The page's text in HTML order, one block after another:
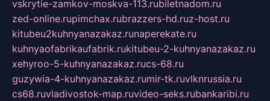
vskrytie-zamkov-moskva-113.rubiletnadom.ru
zed-online.rupimchax.rubrazzers-hd.ruz-host.ru
kitubeu2kuhnyanazakaz.runaperekate.ru
kuhnyaofabrikaufabrik.rukitubeu-2-kuhnyanazakaz.ru
xehyroo-5-kuhnyanazakaz.rucs-68.ru
guzywia-4-kuhnyanazakaz.rumir-tk.ruvlknrussia.ru
cs68.ruvladivostok-map.ruvideo-seks.rubankaribi.ru